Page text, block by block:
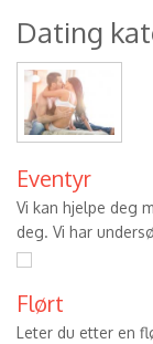
Dating
Eventyr
Vi kan hjelpe deg
deg. Vi har
Flørt
Leter du etter en